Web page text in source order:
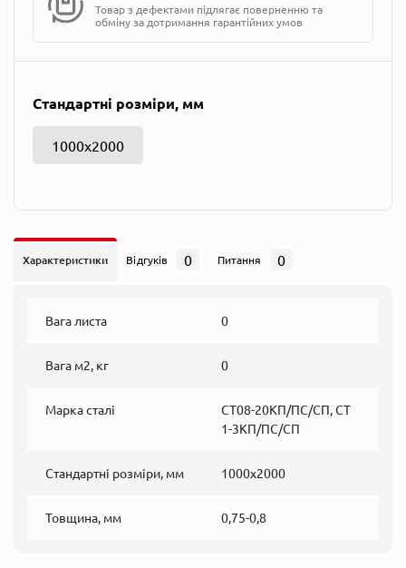
Товар з дефектами підлягає поверненню та
обміну за дотримання гарантійних умов
Стандартні розміри, мм
1000х2000
Характеристики Відгуків 0 Питання 0
Вага листа 0
Вага м2, кг 0
Марка сталі
СТ08-20КП/ПС/СП, СТ
1-3КП/ПС/СП
Стандартні розміри, мм 1000х2000
Товщина, мм 0,75-0,8